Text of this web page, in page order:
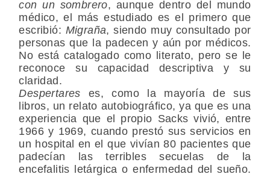
con un sombrero, aunque dentro del mundo
médico, el más estudiado es el primero que
escribió: Migraña, siendo muy consultado por
personas que la padecen y aún por médicos.
No está catalogado como literato, pero se le
reconoce su capacidad descriptiva y su
claridad.
Despertares es, como la mayoría de sus
libros, un relato autobiográfico, ya que es una
experiencia que el propio Sacks vivió, entre
1966 y 1969, cuando prestó sus servicios en
un hospital en el que vivían 80 pacientes que
padecían las terribles secuelas de la
encefalitis letárgica o enfermedad del sueño.